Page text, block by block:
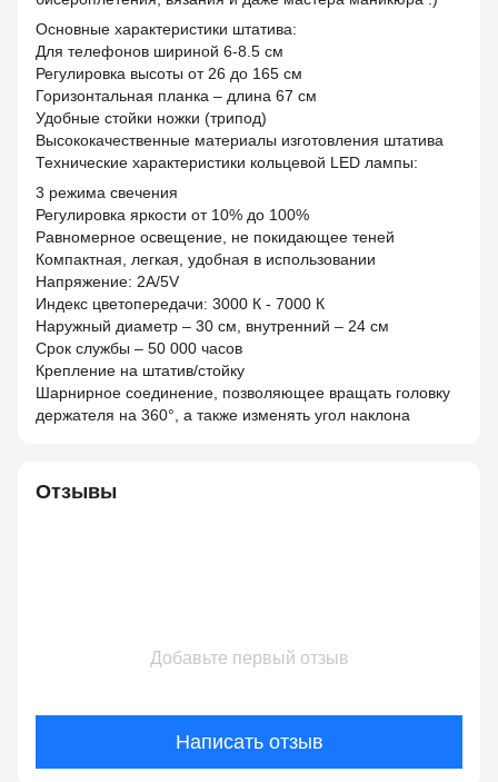
Основные характеристики штатива:
Для телефонов шириной 6-8.5 см
Регулировка высоты от 26 до 165 см
Горизонтальная планка – длина 67 см
Удобные стойки ножки (трипод)
Высококачественные материалы изготовления штатива
Технические характеристики кольцевой LED лампы:
3 режима свечения
Регулировка яркости от 10% до 100%
Равномерное освещение, не покидающее теней
Компактная, легкая, удобная в использовании
Напряжение: 2А/5V
Индекс цветопередачи: 3000 К - 7000 К
Наружный диаметр – 30 см, внутренний – 24 см
Срок службы – 50 000 часов
Крепление на штатив/стойку
Шарнирное соединение, позволяющее вращать головку
держателя на 360°, а также изменять угол наклона
Отзывы
Добавьте первый отзыв
Написать отзыв